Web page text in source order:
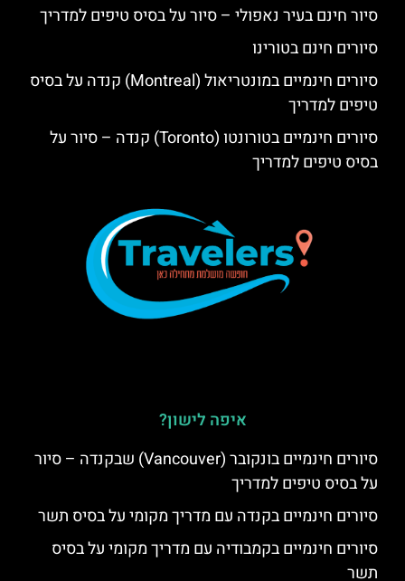
סיור חינם בעיר נאפולי – סיור על בסיס טיפים למדריך
סיורים חינם בטורינו
סיורים חינמיים במונטריאול (Montreal) קנדה על בסיס
טיפים למדריך
סיורים חינמיים בטורונטו (Toronto) קנדה – סיור על
בסיס טיפים למדריך
איפה לישון?
סיורים חינמיים בונקובר (Vancouver) שבקנדה – סיור
על בסיס טיפים למדריך
סיורים חינמיים בקנדה עם מדריך מקומי על בסיס תשר
סיורים חינמיים בקמבודיה עם מדריך מקומי על בסיס
תשר